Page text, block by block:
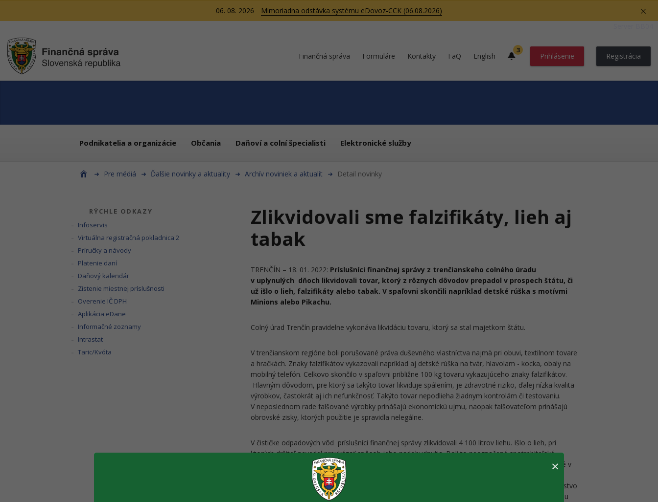
06. 08. 2026
Mimoriadna odstávka systému eDovoz-CCK (06.08.2026)
Finančná správa Formuláre Kontakty FaQ English
3
Prihlásenie Registrácia
Podnikatelia a organizácie Občania Daňoví a colní špecialisti Elektronické služby
Pre médiá Ďalšie novinky a aktuality Archív noviniek a aktualít Detail novinky
RÝCHLE ODKAZY
Infoservis
Virtuálna registračná pokladnica 2
Príručky a návody
Platenie daní
Daňový kalendár
Zistenie miestnej príslušnosti
Overenie IČ DPH
Aplikácia eDane
Informačné zoznamy
Intrastat
Taric/Kvóta
Zlikvidovali sme falzifikáty, lieh aj
tabak
TRENČÍN – 18. 01. 2022: Príslušníci finančnej správy z trenčianskeho colného úradu
v uplynulých dňoch likvidovali tovar, ktorý z rôznych dôvodov prepadol v prospech štátu, či
už išlo o lieh, falzifikáty alebo tabak. V spaľovni skončili napríklad detské rúška s motívmi
Minions alebo Pikachu.
Colný úrad Trenčín pravidelne vykonáva likvidáciu tovaru, ktorý sa stal majetkom štátu.
V trenčianskom regióne boli porušované práva duševného vlastníctva najmä pri obuvi, textilnom tovare
a hračkách. Znaky falzifikátov vykazovali napríklad aj detské rúška na tvár, hlavolam - kocka, obaly na
mobilný telefón. Celkovo skončilo v spaľovni približne 100 kg tovaru vykazujúceho znaky falzifikátov.
Hlavným dôvodom, pre ktorý sa takýto tovar likviduje spálením, je zdravotné riziko, ďalej nízka kvalita
výrobkov, častokrát aj ich nefunkčnosť. Takýto tovar nepodlieha žiadnym kontrolám či testovaniu.
V neposlednom rade falšované výrobky prinášajú ekonomickú ujmu, naopak falšovateľom prinášajú
obrovské zisky, ktorých použitie je spravidla nelegálne.
V čističke odpadových vôd príslušníci finančnej správy zlikvidovali 4 100 litrov liehu. Išlo o lieh, pri
ktorých držiteľ nevedel preukázať spôsob jeho nadobudnutia. Boli to neoznačené spotrebiteľské
balenia liehu, destiláty i liehoviny vo väčších bareloch. Rovnako skončili i vzorky, ktoré sú odoberané v
daňových konaniach a následne analyzované v colnom laboratóriu. Finančná správa má zákonnú
povinnosť takýto lieh zlikvidovať. Pri tejto likvidácii bolo zlikvidované niekoľkonásobne vyššie množstvo
liehu ako v minulých obdobiach. V čističke odpadových vôd sa tekutina zmiešala s odpadovou vodou
×